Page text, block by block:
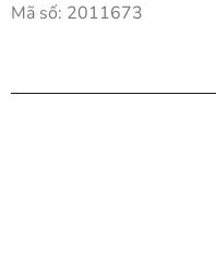
Mã số: 2011673